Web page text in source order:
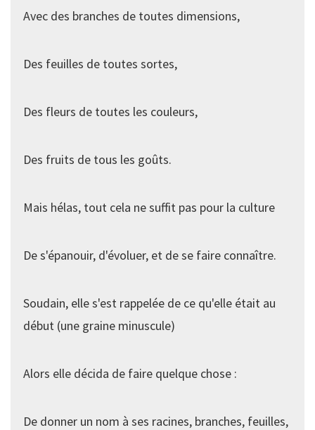
Avec des branches de toutes dimensions,
Des feuilles de toutes sortes,
Des fleurs de toutes les couleurs,
Des fruits de tous les goûts.
Mais hélas, tout cela ne suffit pas pour la culture
De s'épanouir, d'évoluer, et de se faire connaître.
Soudain, elle s'est rappelée de ce qu'elle était au
début (une graine minuscule)
Alors elle décida de faire quelque chose :
De donner un nom à ses racines, branches, feuilles,